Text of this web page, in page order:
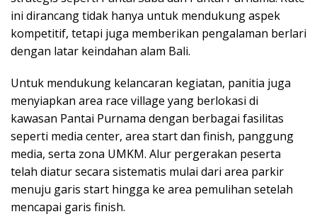
ini dirancang tidak hanya untuk mendukung aspek
kompetitif, tetapi juga memberikan pengalaman berlari
dengan latar keindahan alam Bali.
Untuk mendukung kelancaran kegiatan, panitia juga
menyiapkan area race village yang berlokasi di
kawasan Pantai Purnama dengan berbagai fasilitas
seperti media center, area start dan finish, panggung
media, serta zona UMKM. Alur pergerakan peserta
telah diatur secara sistematis mulai dari area parkir
menuju garis start hingga ke area pemulihan setelah
mencapai garis finish.